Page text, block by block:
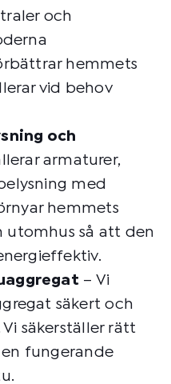
och
hemmets
vid behov
och
armaturer,
med
hemmets
utomhus så att den
– Vi
säkert och
säkerställer rätt
fungerande